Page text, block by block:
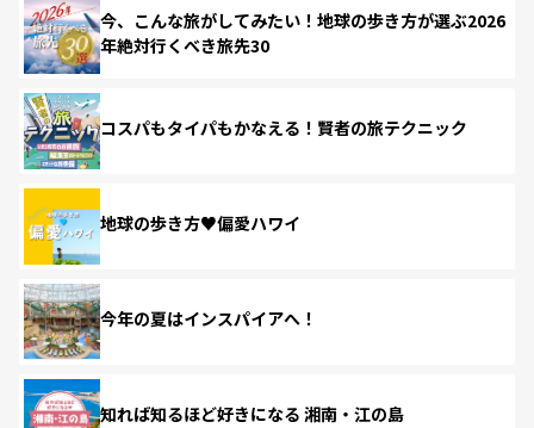
今、こんな旅がしてみたい！地球の歩き方が選ぶ2026
年絶対行くべき旅先30
コスパもタイパもかなえる！賢者の旅テクニック
地球の歩き方♥偏愛ハワイ
今年の夏はインスパイアへ！
知れば知るほど好きになる 湘南・江の島